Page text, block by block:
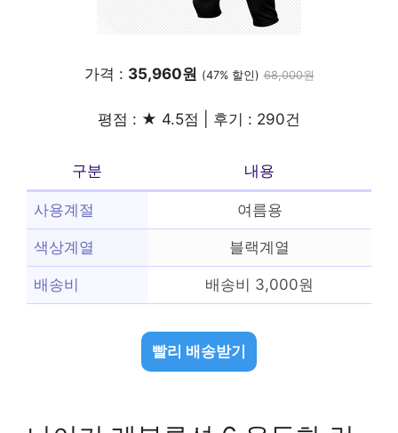
가격 : 35,960원 (47% 할인) 68,000원
평점 : ★ 4.5점 | 후기 : 290건
구분 내용
사용계절 여름용
색상계열 블랙계열
배송비 배송비 3,000원
빨리 배송받기